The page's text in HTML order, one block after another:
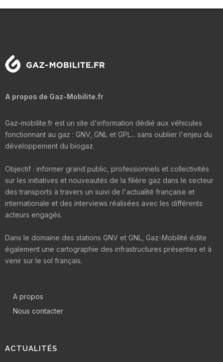
A propos de Gaz-Mobilite.fr
Gaz-mobilite.fr est un site d'information dédié aux véhicules
fonctionnant au gaz : GNV, GNL et GPL... sans oublier l'enjeu du
développement du biogaz.
Objectif : informer grand public, professionnels et collectivités
sur les initiatives et nouveautés de la filière gaz dans le secteur
des transports à travers un suivi de l'actualité française et
internationale et des interviews réalisées avec les différents
acteurs engagés.
Dans le domaine des stations GNV et GNL, Gaz-Mobilité édite
également une cartographie des infrastructures présentes et à
venir sur le sol français.
A propos
Nous contacter
ACTUALITÉS